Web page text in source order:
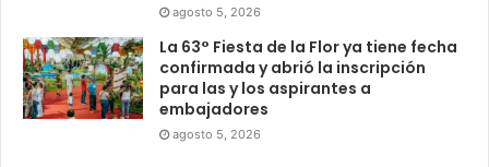
agosto 5, 2026
La 63° Fiesta de la Flor ya tiene fecha
confirmada y abrió la inscripción
para las y los aspirantes a
embajadores
agosto 5, 2026